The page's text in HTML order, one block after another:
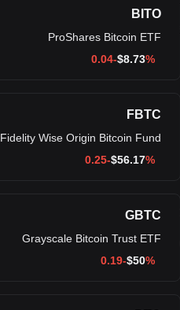
BITO
ProShares Bitcoin ETF
$8.73%-0.04
FBTC
Fidelity Wise Origin Bitcoin Fund
$56.17%-0.25
GBTC
Grayscale Bitcoin Trust ETF
$50%-0.19